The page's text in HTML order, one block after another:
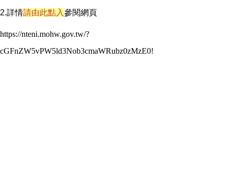
2.詳情請由此點入參閱網頁
https://nteni.mohw.gov.tw/?
cGFnZW5vPW5ld3Nob3cmaWRubz0zMzE0!